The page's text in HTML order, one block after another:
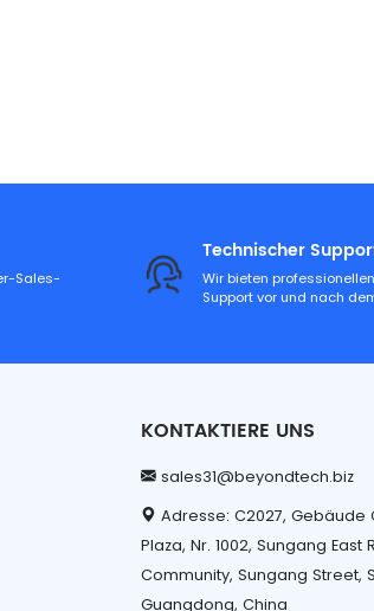
Sales-
Technischer
Wir bieten
Support vor und nach
KONTAKTIERE UNS
sales31@beyondtech.biz
Adresse: C2027, Gebäude
Plaza, Nr. 1002, Sungang East
Community, Sungang Street,
Guangdong, China